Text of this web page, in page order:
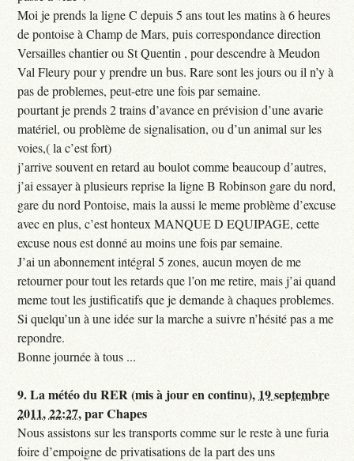
Moi je prends la ligne C depuis 5 ans tout les matins à 6 heures
de pontoise à Champ de Mars, puis correspondance direction
Versailles chantier ou St Quentin , pour descendre à Meudon
Val Fleury pour y prendre un bus. Rare sont les jours ou il n’y à
pas de problemes, peut-etre une fois par semaine.
pourtant je prends 2 trains d’avance en prévision d’une avarie
matériel, ou problème de signalisation, ou d’un animal sur les
voies,( la c’est fort)
j’arrive souvent en retard au boulot comme beaucoup d’autres,
j’ai essayer à plusieurs reprise la ligne B Robinson gare du nord,
gare du nord Pontoise, mais la aussi le meme problème d’excuse
avec en plus, c’est honteux MANQUE D EQUIPAGE, cette
excuse nous est donné au moins une fois par semaine.
J’ai un abonnement intégral 5 zones, aucun moyen de me
retourner pour tout les retards que l’on me retire, mais j’ai quand
meme tout les justificatifs que je demande à chaques problemes.
Si quelqu’un à une idée sur la marche a suivre n’hésité pas a me
repondre.
Bonne journée à tous ...
9.La météo du RER (mis à jour en continu), 19 septembre
2011, 22:27,parChapes
Nous assistons sur les transports comme sur le reste à une furia
foire d’empoigne de privatisations de la part des uns